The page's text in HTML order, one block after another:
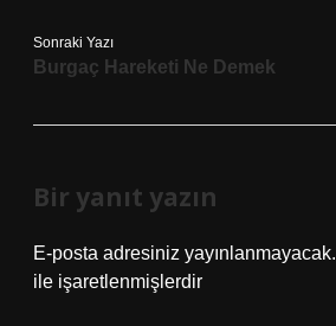
Sonraki Yazı
Burgaç Hareketi Ne Demek
Bir yanıt yazın
E-posta adresiniz yayınlanmayacak.
ile işaretlenmişlerdir